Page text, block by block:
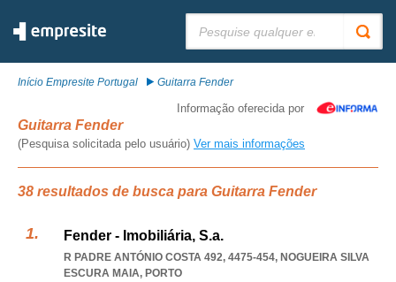
Início Empresite Portugal Guitarra Fender
Informação oferecida por
Guitarra Fender
(Pesquisa solicitada pelo usuário) Ver mais informações
38 resultados de busca para Guitarra Fender
Fender - Imobiliária, S.a.
R PADRE ANTÓNIO COSTA 492, 4475-454, NOGUEIRA SILVA
ESCURA MAIA, PORTO